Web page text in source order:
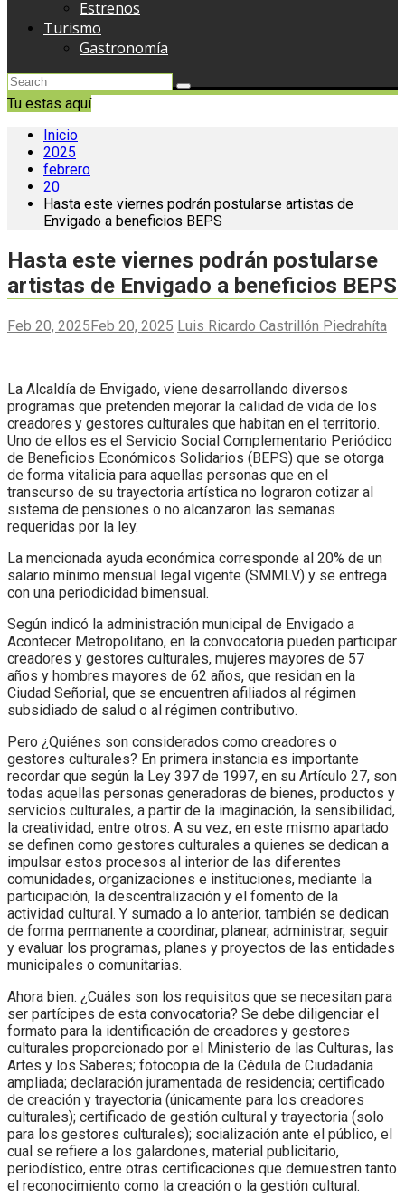
Estrenos
Turismo
Gastronomía
Tu estas aquí
Inicio
2025
febrero
20
Hasta este viernes podrán postularse artistas de
Envigado a beneficios BEPS
Hasta este viernes podrán postularse
artistas de Envigado a beneficios BEPS
Feb 20, 2025Feb 20, 2025 Luis Ricardo Castrillón Piedrahíta
La Alcaldía de Envigado, viene desarrollando diversos
programas que pretenden mejorar la calidad de vida de los
creadores y gestores culturales que habitan en el territorio.
Uno de ellos es el Servicio Social Complementario Periódico
de Beneficios Económicos Solidarios (BEPS) que se otorga
de forma vitalicia para aquellas personas que en el
transcurso de su trayectoria artística no lograron cotizar al
sistema de pensiones o no alcanzaron las semanas
requeridas por la ley.
La mencionada ayuda económica corresponde al 20% de un
salario mínimo mensual legal vigente (SMMLV) y se entrega
con una periodicidad bimensual.
Según indicó la administración municipal de Envigado a
Acontecer Metropolitano, en la convocatoria pueden participar
creadores y gestores culturales, mujeres mayores de 57
años y hombres mayores de 62 años, que residan en la
Ciudad Señorial, que se encuentren afiliados al régimen
subsidiado de salud o al régimen contributivo.
Pero ¿Quiénes son considerados como creadores o
gestores culturales? En primera instancia es importante
recordar que según la Ley 397 de 1997, en su Artículo 27, son
todas aquellas personas generadoras de bienes, productos y
servicios culturales, a partir de la imaginación, la sensibilidad,
la creatividad, entre otros. A su vez, en este mismo apartado
se definen como gestores culturales a quienes se dedican a
impulsar estos procesos al interior de las diferentes
comunidades, organizaciones e instituciones, mediante la
participación, la descentralización y el fomento de la
actividad cultural. Y sumado a lo anterior, también se dedican
de forma permanente a coordinar, planear, administrar, seguir
y evaluar los programas, planes y proyectos de las entidades
municipales o comunitarias.
Ahora bien. ¿Cuáles son los requisitos que se necesitan para
ser partícipes de esta convocatoria? Se debe diligenciar el
formato para la identificación de creadores y gestores
culturales proporcionado por el Ministerio de las Culturas, las
Artes y los Saberes; fotocopia de la Cédula de Ciudadanía
ampliada; declaración juramentada de residencia; certificado
de creación y trayectoria (únicamente para los creadores
culturales); certificado de gestión cultural y trayectoria (solo
para los gestores culturales); socialización ante el público, el
cual se refiere a los galardones, material publicitario,
periodístico, entre otras certificaciones que demuestren tanto
el reconocimiento como la creación o la gestión cultural.